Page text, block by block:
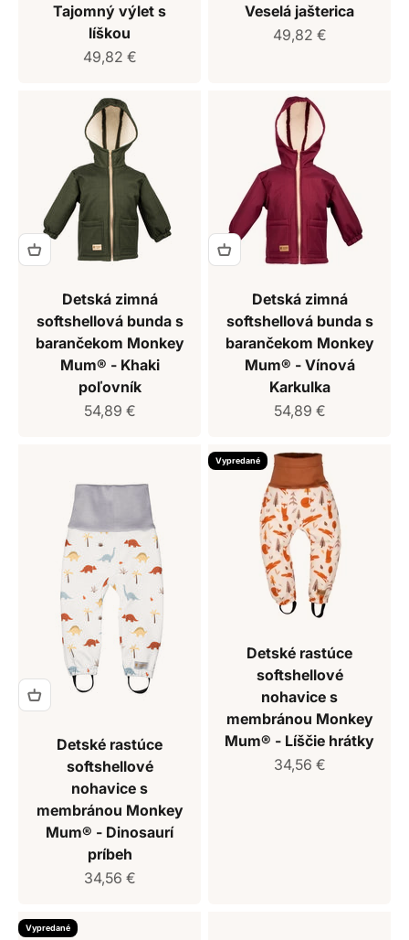
Tajomný výlet s
líškou
Predajná cena
49,82 €
Veselá jašterica
Predajná cena
49,82 €
Detská zimná
softshellová bunda s
barančekom Monkey
Mum® - Khaki
poľovník
Predajná cena
54,89 €
Detská zimná
softshellová bunda s
barančekom Monkey
Mum® - Vínová
Karkulka
Predajná cena
54,89 €
Detské rastúce
softshellové
nohavice s
membránou Monkey
Mum® - Dinosaurí
príbeh
Predajná cena
34,56 €
Vypredané
Detské rastúce
softshellové
nohavice s
membránou Monkey
Mum® - Líščie hrátky
Predajná cena
34,56 €
Vypredané